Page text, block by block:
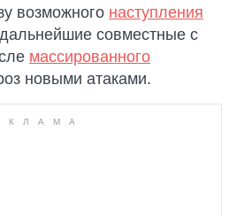
возможного наступления
совместные с
массированного
новыми атаками.